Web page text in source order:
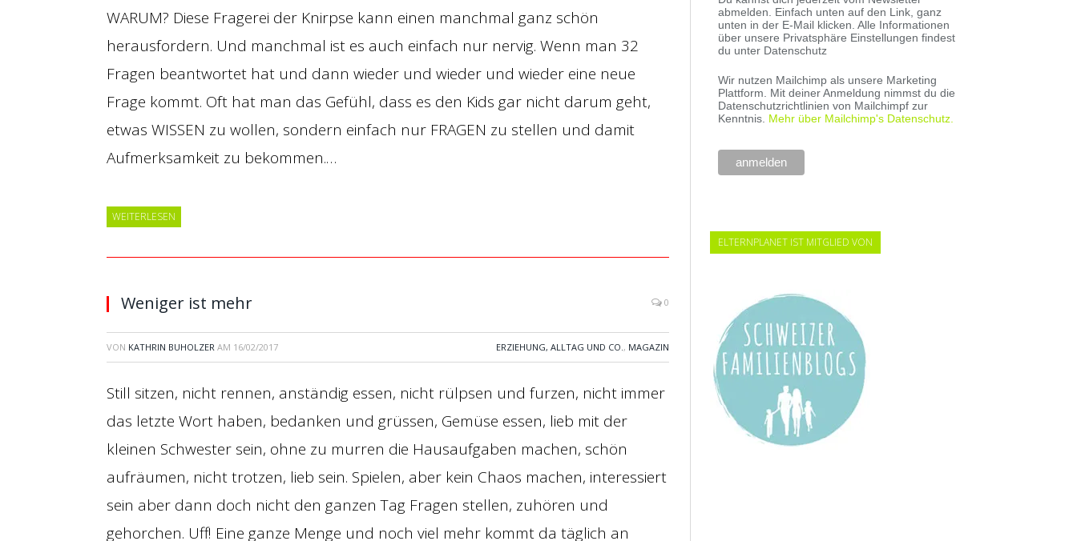
WARUM? Diese Fragerei der Knirpse kann einen manchmal ganz schön
herausfordern. Und manchmal ist es auch einfach nur nervig. Wenn man 32
Fragen beantwortet hat und dann wieder und wieder und wieder eine neue
Frage kommt. Oft hat man das Gefühl, dass es den Kids gar nicht darum geht,
etwas WISSEN zu wollen, sondern einfach nur FRAGEN zu stellen und damit
Aufmerksamkeit zu bekommen.…
WEITERLESEN
Weniger ist mehr 0
VON KATHRIN BUHOLZER AM 16/02/2017 ERZIEHUNG, ALLTAG UND CO. , MAGAZIN
Still sitzen, nicht rennen, anständig essen, nicht rülpsen und furzen, nicht immer
das letzte Wort haben, bedanken und grüssen, Gemüse essen, lieb mit der
kleinen Schwester sein, ohne zu murren die Hausaufgaben machen, schön
aufräumen, nicht trotzen, lieb sein. Spielen, aber kein Chaos machen, interessiert
sein aber dann doch nicht den ganzen Tag Fragen stellen, zuhören und
gehorchen. Uff! Eine ganze Menge und noch viel mehr kommt da täglich an
abmelden. Einfach unten auf den Link, ganz
unten in der E-Mail klicken. Alle Informationen
über unsere Privatsphäre Einstellungen findest
du unter Datenschutz
Wir nutzen Mailchimp als unsere Marketing
Plattform. Mit deiner Anmeldung nimmst du die
Datenschutzrichtlinien von Mailchimpf zur
Kenntnis. Mehr über Mailchimp's Datenschutz.
ELTERNPLANET IST MITGLIED VON